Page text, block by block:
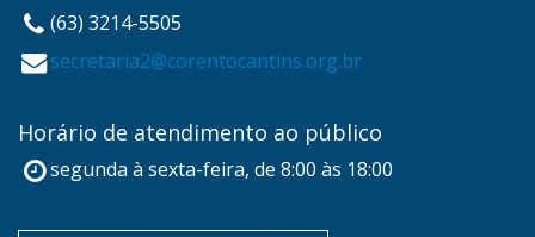
(63) 3214-5505
secretaria2@corentocantins.org.br
Horário de atendimento ao público
segunda à sexta-feira, de 8:00 às 18:00